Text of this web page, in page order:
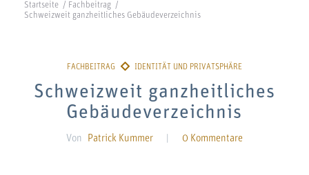
Startseite / Fachbeitrag /
Schweizweit ganzheitliches Gebäudeverzeichnis
Schweizweit ganzheitliches
Gebäudeverzeichnis
Von Patrick Kummer 0 Kommentare